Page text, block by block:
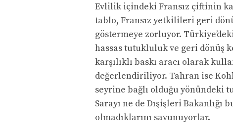
Evlilik içindeki Fransız çiftinin
tablo, Fransız yetkilileri geri
göstermeye zorluyor.
hassas tutukluluk ve geri dönüş
karşılıklı baskı aracı olarak
değerlendiriliyor. Tahran ise
seyrine bağlı olduğu yönündeki
Sarayı ne de Dışişleri
olmadıklarını savunuyorlar.